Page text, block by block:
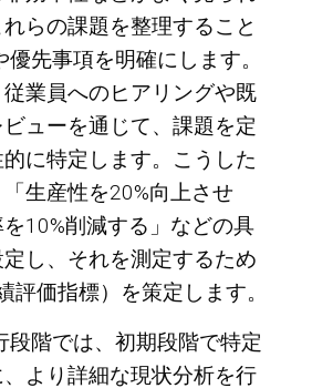
らの課題を整理すること
先事項を明確にします。
業員へのヒアリングや既
ューを通じて、課題を定
に特定します。こうした
生産性を20%向上させ
10%削減する」などの具
し、それを測定するため
評価指標）を策定します。
段階では、初期段階で特定
より詳細な現状分析を行